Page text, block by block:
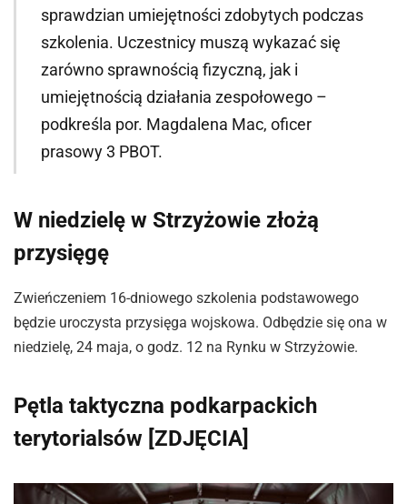
sprawdzian umiejętności zdobytych podczas
szkolenia. Uczestnicy muszą wykazać się
zarówno sprawnością fizyczną, jak i
umiejętnością działania zespołowego –
podkreśla por. Magdalena Mac, oficer
prasowy 3 PBOT.
W niedzielę w Strzyżowie złożą
przysięgę
Zwieńczeniem 16-dniowego szkolenia podstawowego
będzie uroczysta przysięga wojskowa. Odbędzie się ona w
niedzielę, 24 maja, o godz. 12 na Rynku w Strzyżowie.
Pętla taktyczna podkarpackich
terytorialsów [ZDJĘCIA]